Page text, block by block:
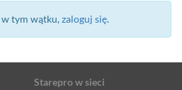
tym wątku,zaloguj się.
Starepro w sieci